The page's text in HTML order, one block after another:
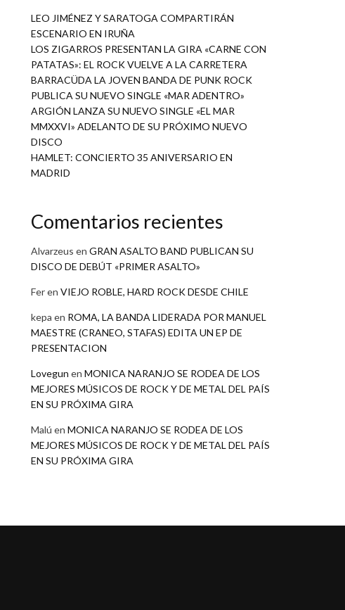
LEO JIMÉNEZ Y SARATOGA COMPARTIRÁN
ESCENARIO EN IRUÑA
LOS ZIGARROS PRESENTAN LA GIRA «CARNE CON
PATATAS»: EL ROCK VUELVE A LA CARRETERA
BARRACÜDA LA JOVEN BANDA DE PUNK ROCK
PUBLICA SU NUEVO SINGLE «MAR ADENTRO»
ARGIÓN LANZA SU NUEVO SINGLE «EL MAR
MMXXVI» ADELANTO DE SU PRÓXIMO NUEVO
DISCO
HAMLET: CONCIERTO 35 ANIVERSARIO EN
MADRID
Comentarios recientes
Alvarzeus en GRAN ASALTO BAND PUBLICAN SU
DISCO DE DEBÚT «PRIMER ASALTO»
Feren VIEJO ROBLE, HARD ROCK DESDE CHILE
kepa en ROMA, LA BANDA LIDERADA POR MANUEL
MAESTRE (CRANEO, STAFAS) EDITA UN EP DE
PRESENTACION
Lovegun en MONICA NARANJO SE RODEA DE LOS
MEJORES MÚSICOS DE ROCK Y DE METAL DEL PAÍS
EN SU PRÓXIMA GIRA
Malú en MONICA NARANJO SE RODEA DE LOS
MEJORES MÚSICOS DE ROCK Y DE METAL DEL PAÍS
EN SU PRÓXIMA GIRA